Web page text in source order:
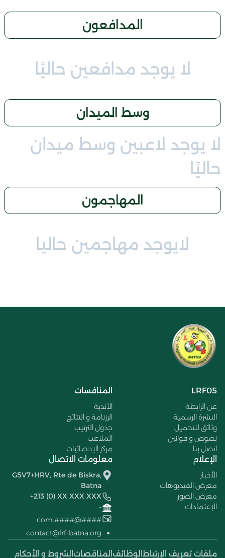
المدافعون
لا يوجد مدافعين حاليًا
وسط الميدان
لا يوجد لاعبين وسط ميدان
حاليًا
المهاجمون
لايوجد مهاجمين حاليا
LRF05
عن الرابطة
النشرة الرسمية
وثائق للتحميل
نصوص و قوانين
اتصل بنا
المنافسات
الأندية
الرزنامة و النتائج
جدول الترتيب
الملاعب
مركز الإحصائيات
الإعلام
الأخبار
معرض الفيديوهات
معرض الصور
الإعتمادات
معلومات الاتصال
G5V7+HRV, Rte de Biskra,
Batna
+213 (0) XX XXX XXX
-
####@####.com
contact@lrf-batna.org
ملفات تعريف الإرتباط الوظائف المناقصات الشروط و الأحكام